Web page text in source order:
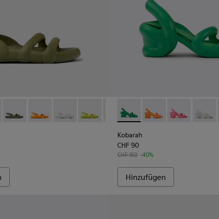
für Herren.für Herren.
Synthetik-Sandalen für Herren.
Sandalen.
- Gelbe Sandalen.
006 - Grüne Unisex-Sandale
- K100957-005 - Mehrfarbige Unisex-Sandale
Flat - K100957-004 - Mehrfarbige Unisex-Sandale
Kobarah Flat - K100957-003 - Grüne Unisex-Sandale
Kobarah Flat - K100957-001 - Schwarze Synthetik-
K100957-003 - Grüne Unisex-Sandale
Flat - K100957-021 - Blaue Synthetik-Sandalen für Herren.
Kobarah Flat - K100957-018 - Grüne Synthetik-Sandalen für
Kobarah Flat - K100957-017 - Orangefarbene
Kobarah Flat - K100957-013 - Weiße Sandalen.
Kobarah Flat - K100957-012 - Gelbe
Kobarah Flat - K100957-011 -
Kobarah Flat - K100957-
Kobarah Flat -
Kobarah
Kobarah - K100839-002 -
Kobarah - K100839-
Kobarah -
Kobarah
CHF 90
CHF 150 -40%
Hinzufügen